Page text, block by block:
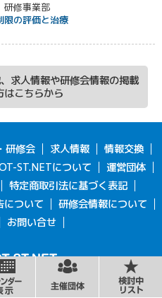
修事業部
限の評価と治療
求人情報や研修会情報の掲載
はこちらから
研修会 求人情報
情報交換
ST.NETについて
運営団体
特定商取引法に基づく表記
について
研修会情報について
お問い合せ